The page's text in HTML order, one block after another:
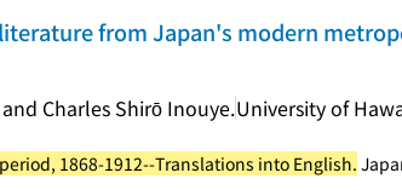
from Japan's modern
Charles Shirō Inouye.University of
1868-1912--Translations into English.